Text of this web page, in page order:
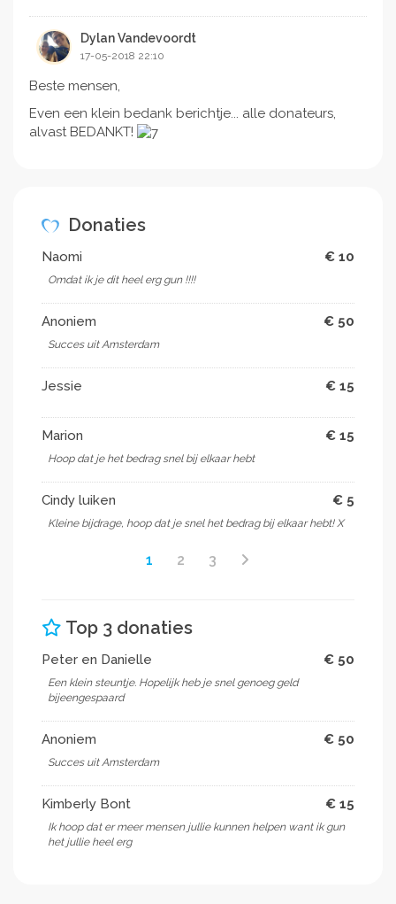
Dylan Vandevoordt
17-05-2018 22:10
Beste mensen,
Even een klein bedank berichtje... alle donateurs,
alvast BEDANKT!
Donaties
Naomi € 10
Omdat ik je dit heel erg gun !!!!
Anoniem € 50
Succes uit Amsterdam
Jessie € 15
Marion € 15
Hoop dat je het bedrag snel bij elkaar hebt
Cindy luiken € 5
Kleine bijdrage, hoop dat je snel het bedrag bij elkaar hebt! X
1 2 3
Top 3 donaties
Peter en Danielle € 50
Een klein steuntje. Hopelijk heb je snel genoeg geld
bijeengespaard
Anoniem € 50
Succes uit Amsterdam
Kimberly Bont € 15
Ik hoop dat er meer mensen jullie kunnen helpen want ik gun
het jullie heel erg